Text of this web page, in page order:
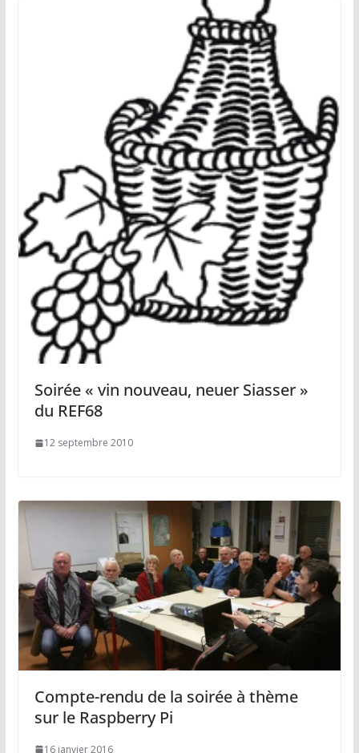
Soirée « vin nouveau, neuer Siasser »
du REF68
12 septembre 2010
Compte-rendu de la soirée à thème
sur le Raspberry Pi
16 janvier 2016